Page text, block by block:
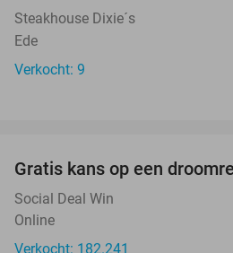
Steakhouse Dixie´s
Ede
Verkocht: 9
Gratis kans op een
Social Deal Win
Online
Verkocht: 182.241